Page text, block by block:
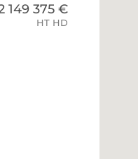
149 375 €
HT HD